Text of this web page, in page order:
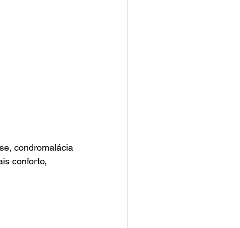
condromalácia
conforto,